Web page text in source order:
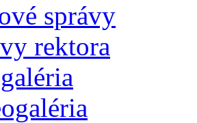
správy
rektora